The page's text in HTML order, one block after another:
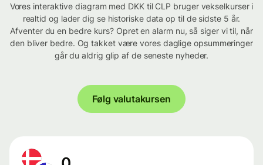
Vores interaktive diagram med DKK til CLP bruger vekselkurser i
realtid og lader dig se historiske data op til de sidste 5 år.
Afventer du en bedre kurs? Opret en alarm nu, så siger vi til, når
den bliver bedre. Og takket være vores daglige opsummeringer
går du aldrig glip af de seneste nyheder.
Følg valutakursen